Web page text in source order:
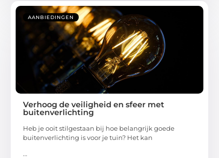
AANBIEDINGEN
Verhoog de veiligheid en sfeer met
buitenverlichting
Heb je ooit stilgestaan bij hoe belangrijk goede
buitenverlichting is voor je tuin? Het kan
...